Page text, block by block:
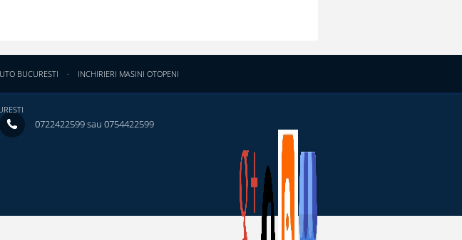
BUCURESTI INCHIRIERI MASINI OTOPENI
0722422599 sau 0754422599